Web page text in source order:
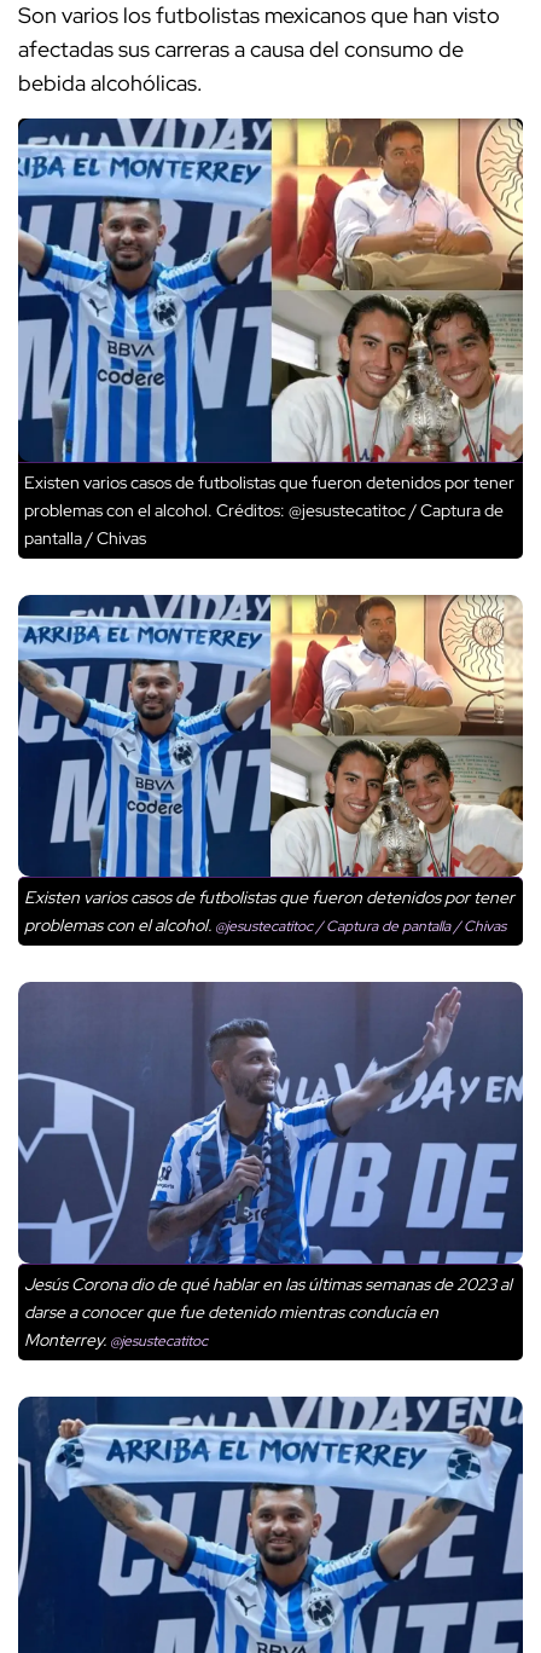
Son varios los futbolistas mexicanos que han visto
afectadas sus carreras a causa del consumo de
bebida alcohólicas.
Existen varios casos de futbolistas que fueron detenidos por tener
problemas con el alcohol. Créditos: @jesustecatitoc / Captura de
pantalla / Chivas
Existen varios casos de futbolistas que fueron detenidos por tener
problemas con el alcohol. @jesustecatitoc / Captura de pantalla / Chivas
Jesús Corona dio de qué hablar en las últimas semanas de 2023 al
darse a conocer que fue detenido mientras conducía en
Monterrey. @jesustecatitoc